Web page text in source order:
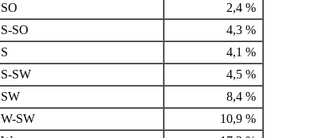
SO
2,4 %
S-SO
4,3 %
S
4,1 %
S-SW
4,5 %
SW
8,4 %
W-SW
10,9 %